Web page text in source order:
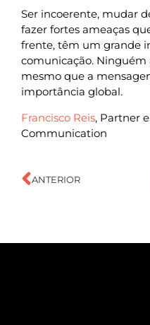
Ser incoerente, mudar
fazer fortes ameaças
frente, têm um grande
comunicação.
mesmo que a
importância global.
Francisco Reis, Partner
Communication
ANTERIOR